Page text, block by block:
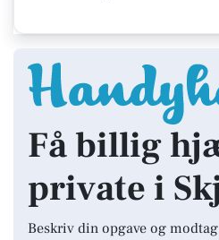
Få billig
private i
Beskriv din opgave og